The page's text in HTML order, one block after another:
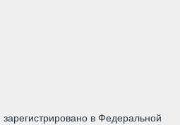
в Федеральной